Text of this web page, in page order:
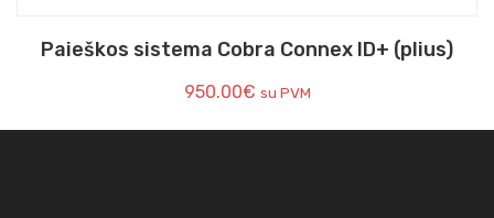
Paieškos sistema Cobra Connex ID+ (plius)
950.00€ su PVM